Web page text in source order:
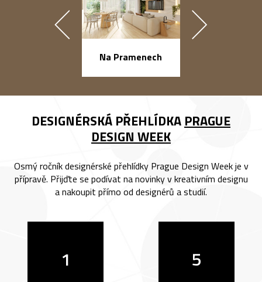
Na Pramenech
DESIGNÉRSKÁ PŘEHLÍDKA PRAGUE
DESIGN WEEK
Osmý ročník designérské přehlídky Prague Design Week je v
přípravě. Přijďte se podívat na novinky v kreativním designu
a nakoupit přímo od designérů a studií.
1 5